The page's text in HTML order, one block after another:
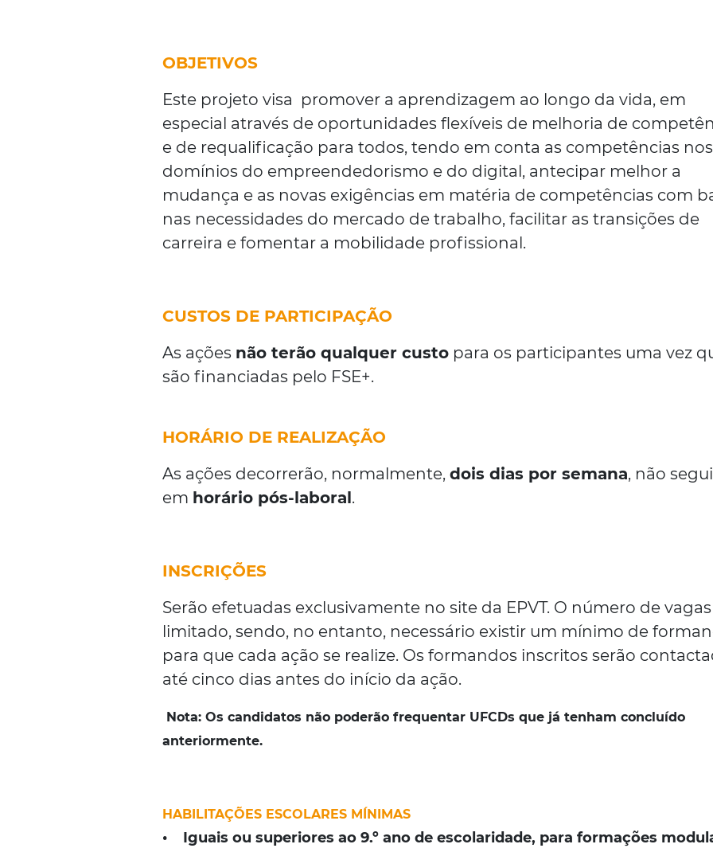
OBJETIVOS
Este projeto visa promover a aprendizagem ao longo da vida, em
especial através de oportunidades flexíveis de melhoria de
e de requalificação para todos, tendo em conta as competências nos
domínios do empreendedorismo e do digital, antecipar melhor a
mudança e as novas exigências em matéria de competências com
nas necessidades do mercado de trabalho, facilitar as transições de
carreira e fomentar a mobilidade profissional.
CUSTOS DE PARTICIPAÇÃO
As ações não terão qualquer custo para os participantes uma vez
são financiadas pelo FSE+.
HORÁRIO DE REALIZAÇÃO
As ações decorrerão, normalmente,dois dias por semana, não
em horário pós-laboral.
INSCRIÇÕES
Serão efetuadas exclusivamente no site da EPVT. O número de
limitado, sendo, no entanto, necessário existir um mínimo de
para que cada ação se realize. Os formandos inscritos serão
até cinco dias antes do início da ação.
Nota:Os candidatos não poderão frequentar UFCDs que já tenham concluído
anteriormente.
HABILITAÇÕES ESCOLARES MÍNIMAS
• Iguais ou superiores ao 9.º ano de escolaridade, para formações